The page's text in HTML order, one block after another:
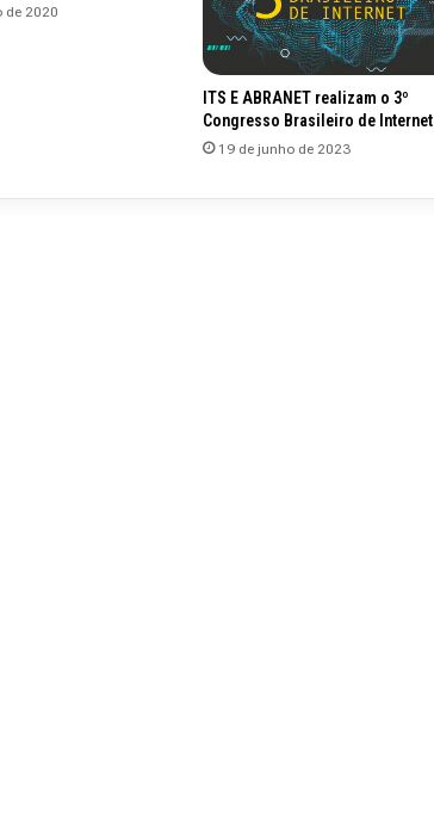
de 2020
ITS E ABRANET realizam o 3º
Congresso Brasileiro de Internet
19 de junho de 2023